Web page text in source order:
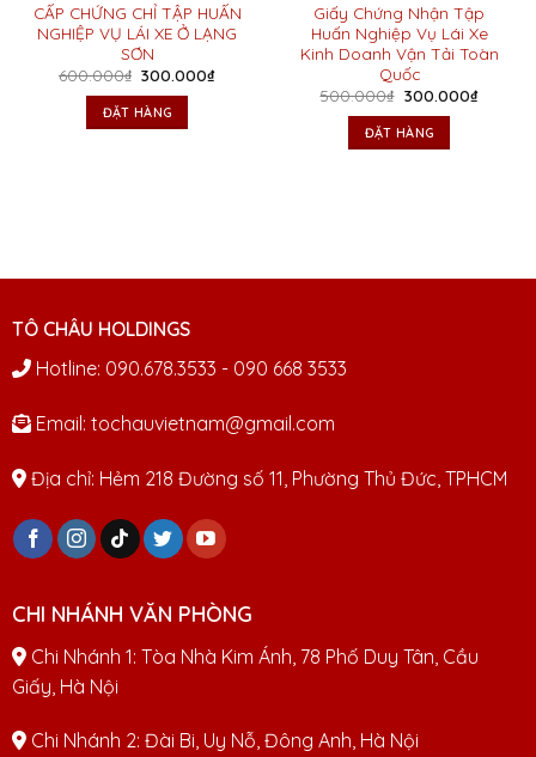
CẤP CHỨNG CHỈ TẬP HUẤN
NGHIỆP VỤ LÁI XE Ở LẠNG
SƠN
600.000₫ Giá
là:
600.000₫.
300.000₫Giá
ĐẶT HÀNG
Giấy Chứng Nhận Tập
Huấn Nghiệp Vụ Lái Xe
Kinh Doanh Vận Tải Toàn
Quốc
500.000₫ Giá
là:
500.000₫.
300.000₫Giá
ĐẶT HÀNG
TÔ CHÂU HOLDINGS
Hotline: 090.678.3533 - 090 668 3533
Email: tochauvietnam@gmail.com
Địa chỉ: Hẻm 218 Đường số 11, Phường Thủ Đức, TPHCM
CHI NHÁNH VĂN PHÒNG
Chi Nhánh 1: Tòa Nhà Kim Ánh, 78 Phố Duy Tân, Cầu
Giấy, Hà Nội
Chi Nhánh 2: Đài Bi, Uy Nỗ, Đông Anh, Hà Nội